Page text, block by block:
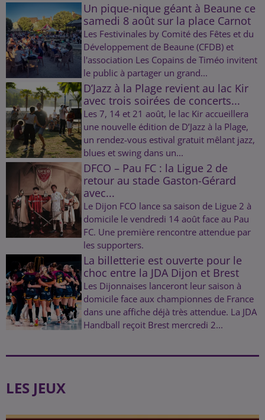
Un pique-nique géant à Beaune ce
samedi 8 août sur la place Carnot
Les Festivinales by Comité des Fêtes et du
Développement de Beaune (CFDB) et
l'association Les Copains de Timéo invitent
le public à partager un grand...
D’Jazz à la Plage revient au lac Kir
avec trois soirées de concerts...
Les 7, 14 et 21 août, le lac Kir accueillera
une nouvelle édition de D’Jazz à la Plage,
un rendez-vous estival gratuit mêlant jazz,
blues et swing dans un...
DFCO – Pau FC : la Ligue 2 de
retour au stade Gaston-Gérard
avec...
Le Dijon FCO lance sa saison de Ligue 2 à
domicile le vendredi 14 août face au Pau
FC. Une première rencontre attendue par
les supporters.
La billetterie est ouverte pour le
choc entre la JDA Dijon et Brest
Les Dijonnaises lanceront leur saison à
domicile face aux championnes de France
dans une affiche déjà très attendue. La JDA
Handball reçoit Brest mercredi 2...
LES JEUX